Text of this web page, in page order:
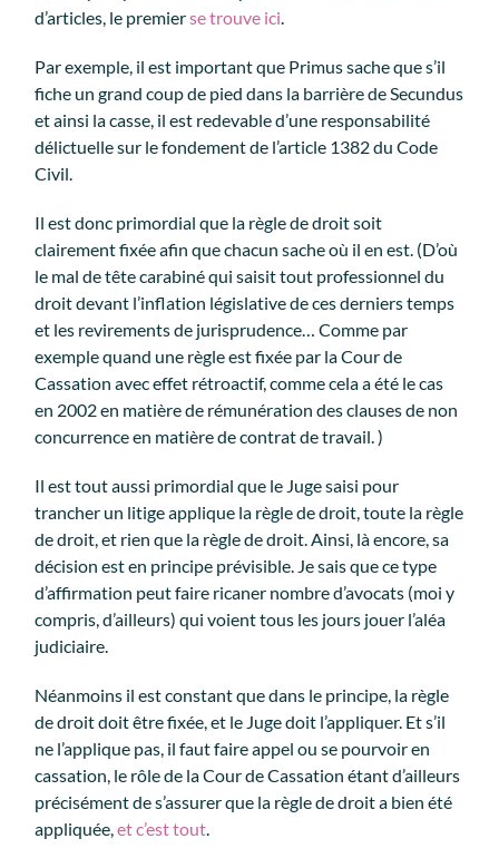
d’articles, le premierse trouve ici
Par exemple, il est important que Primus sache que s’il
fiche un grand coup de pied dans la barrière de Secundus
et ainsi la casse, il est redevable d’une responsabilité
délictuelle sur le fondement de l’article 1382 du Code
Civil.
Il est donc primordial que la règle de droit soit
clairement fixée afin que chacun sache où il en est. (D’où
le mal de tête carabiné qui saisit tout professionnel du
droit devant l’inflation législative de ces derniers temps
et les revirements de jurisprudence… Comme par
exemple quand une règle est fixée par la Cour de
Cassation avec effet rétroactif, comme cela a été le cas
en 2002 en matière de rémunération des clauses de non
concurrence en matière de contrat de travail. )
Il est tout aussi primordial que le Juge saisi pour
trancher un litige applique la règle de droit, toute la règle
de droit, et rien que la règle de droit. Ainsi, là encore, sa
décision est en principe prévisible. Je sais que ce type
d’affirmation peut faire ricaner nombre d’avocats (moi y
compris, d’ailleurs) qui voient tous les jours jouer l’aléa
judiciaire.
Néanmoins il est constant que dans le principe, la règle
de droit doit être fixée, et le Juge doit l’appliquer. Et s’il
ne l’applique pas, il faut faire appel ou se pourvoir en
cassation, le rôle de la Cour de Cassation étant d’ailleurs
précisément de s’assurer que la règle de droit a bien été
appliquée, et c’est tout